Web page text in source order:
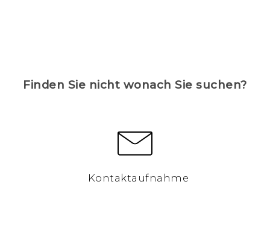
Finden Sie nicht wonach Sie suchen?
Kontaktaufnahme